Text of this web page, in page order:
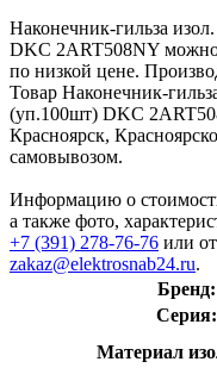
Наконечник-гильза
DKC 2ART508NY можно
по низкой цене.
Товар Наконечник-
(уп.100шт) DKC
Красноярск,
самовывозом.
Информацию о
а также фото,
+7 (391) 278-76-76 или
zakaz@elektrosnab24.ru.
Бренд:
Серия:
Материал